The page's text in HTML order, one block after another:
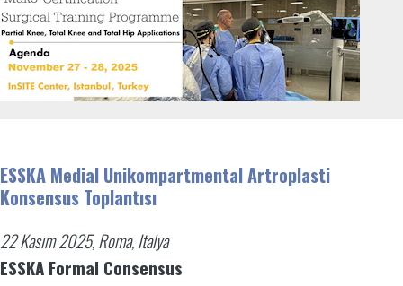
ESSKA Medial Unikompartmental Artroplasti
Konsensus Toplantısı
22 Kasım 2025, Roma, Italya
ESSKA Formal Consensus